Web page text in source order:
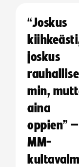
“Joskus
joskus
min,
aina
oppien” –
MM-